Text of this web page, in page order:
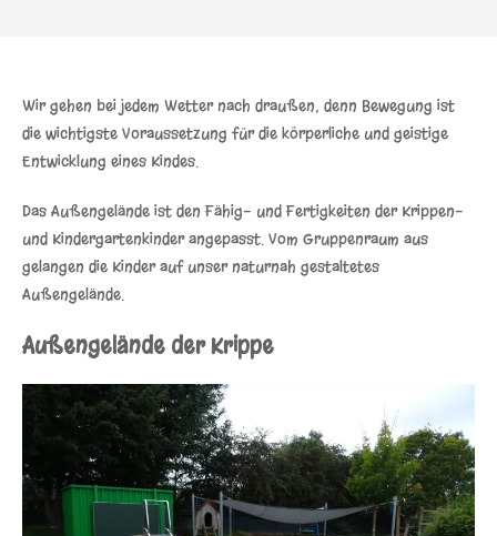
Wir gehen bei jedem Wetter nach draußen, denn Bewegung ist
die wichtigste Voraussetzung für die körperliche und geistige
Entwicklung eines Kindes.
Das Außengelände ist den Fähig- und Fertigkeiten der Krippen-
und Kindergartenkinder angepasst. Vom Gruppenraum aus
gelangen die Kinder auf unser naturnah gestaltetes
Außengelände.
Außengelände der Krippe